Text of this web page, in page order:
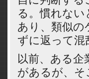
る。慣れな
あり、類似の
ずに返って混
以前、ある企
があるが、